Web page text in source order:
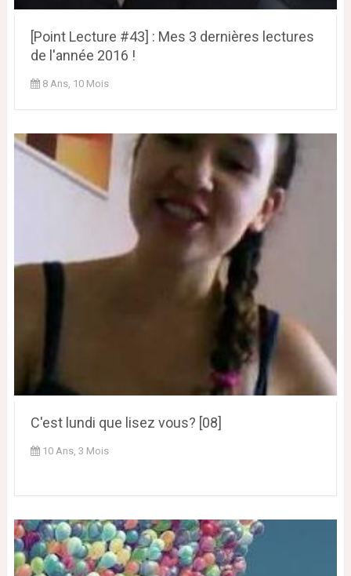
[Point Lecture #43] : Mes 3 dernières lectures
de l'année 2016 !
8 Ans, 10 Mois
C'est lundi que lisez vous? [08]
10 Ans, 3 Mois